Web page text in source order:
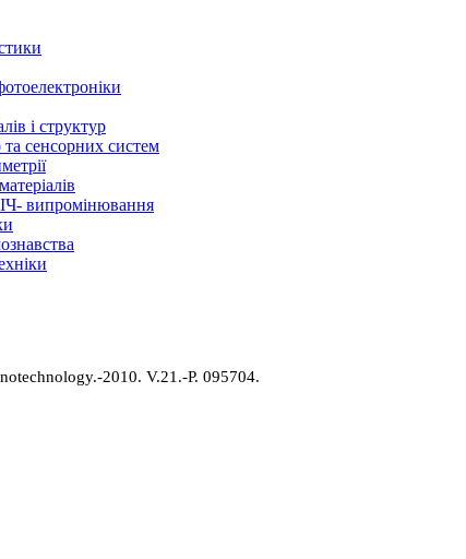
і структур
та сенсорних систем
випромінювання
2010. V.21.-P. 095704.